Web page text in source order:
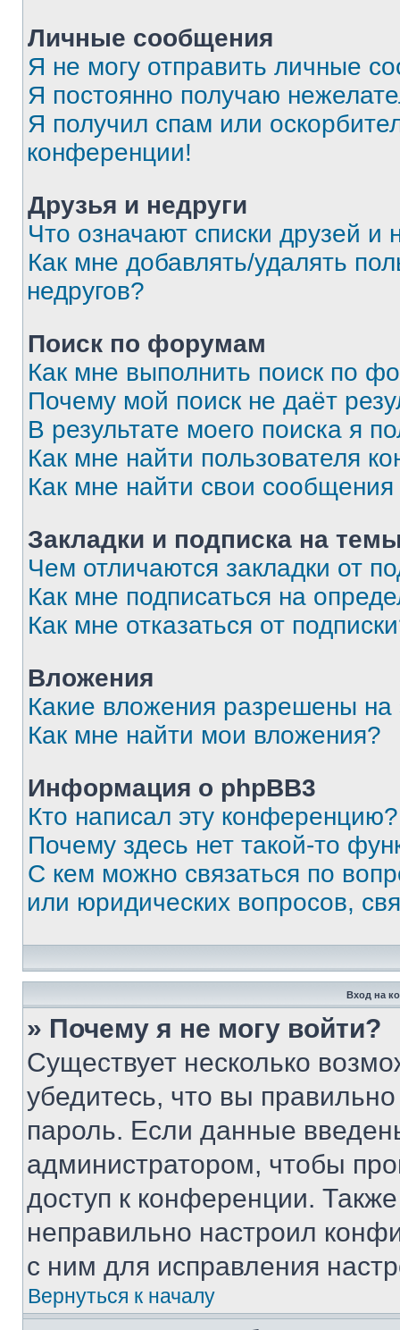
Личные сообщения
Я не могу отправить личные
Я постоянно получаю
Я получил спам или
конференции!
Друзья и недруги
Что означают списки друзей и
Как мне добавлять/удалять
недругов?
Поиск по форумам
Как мне выполнить поиск по
Почему мой поиск не даёт
В результате моего поиска я
Как мне найти пользователя
Как мне найти свои
Закладки и подписка на
Чем отличаются закладки от
Как мне подписаться на
Как мне отказаться от
Вложения
Какие вложения разрешены
Как мне найти мои вложения?
Информация о phpBB3
Кто написал эту конференцию?
Почему здесь нет такой-то
С кем можно связаться по
или юридических вопросов,
Вход на
» Почему я не могу войти?
Существует несколько
убедитесь, что вы
пароль. Если данные
администратором, чтобы
доступ к конференции.
неправильно настроил
с ним для исправления
Вернуться к началу